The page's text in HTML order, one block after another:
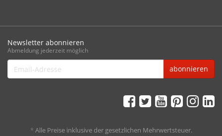
Newsletter abonnieren
Abmeldung jederzeit möglich
Email-
Adresse
abonnieren
*Alle Preise inklusive der gesetzlichen Mehrwertsteuer.